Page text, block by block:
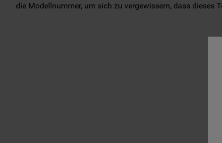
die Modellnummer, um sich zu vergewissern, dass dieses